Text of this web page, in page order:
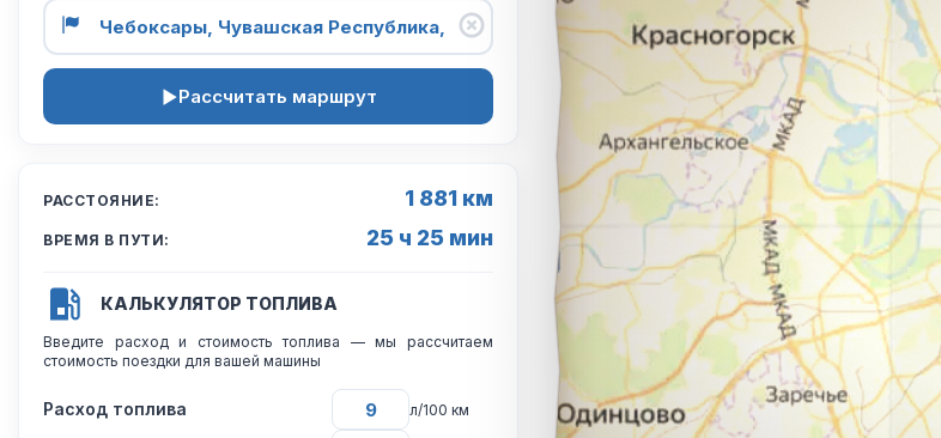
Рассчитать маршрут
РАССТОЯНИЕ: 1 881 км
ВРЕМЯ В ПУТИ: 25 ч 25 мин
КАЛЬКУЛЯТОР ТОПЛИВА
Введите расход и стоимость топлива — мы рассчитаем
стоимость поездки для вашей машины
Расход топлива л/100 км